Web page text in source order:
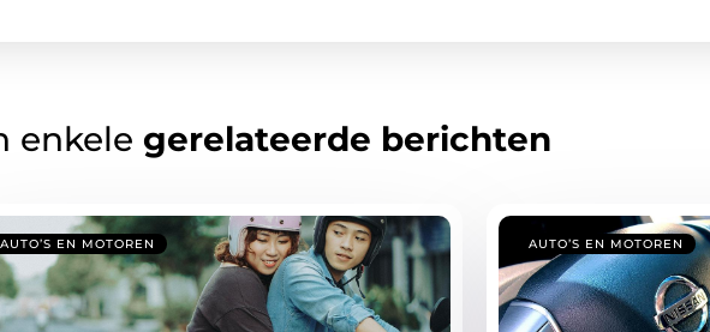
enkele gerelateerde berichten
AUTO’S EN MOTOREN AUTO’S EN MOTOREN